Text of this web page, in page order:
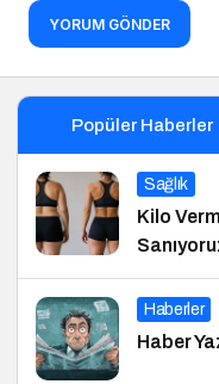
YORUM GÖNDER
Popüler Haberler
Sağlık
Kilo
Haberler
Haber